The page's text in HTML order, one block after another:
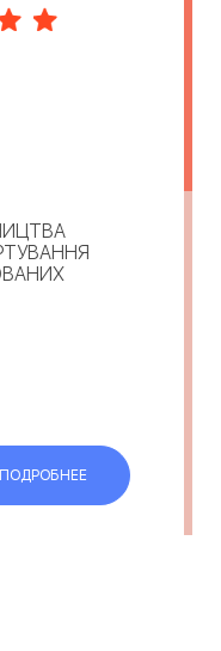
ПОДРОБНЕЕ